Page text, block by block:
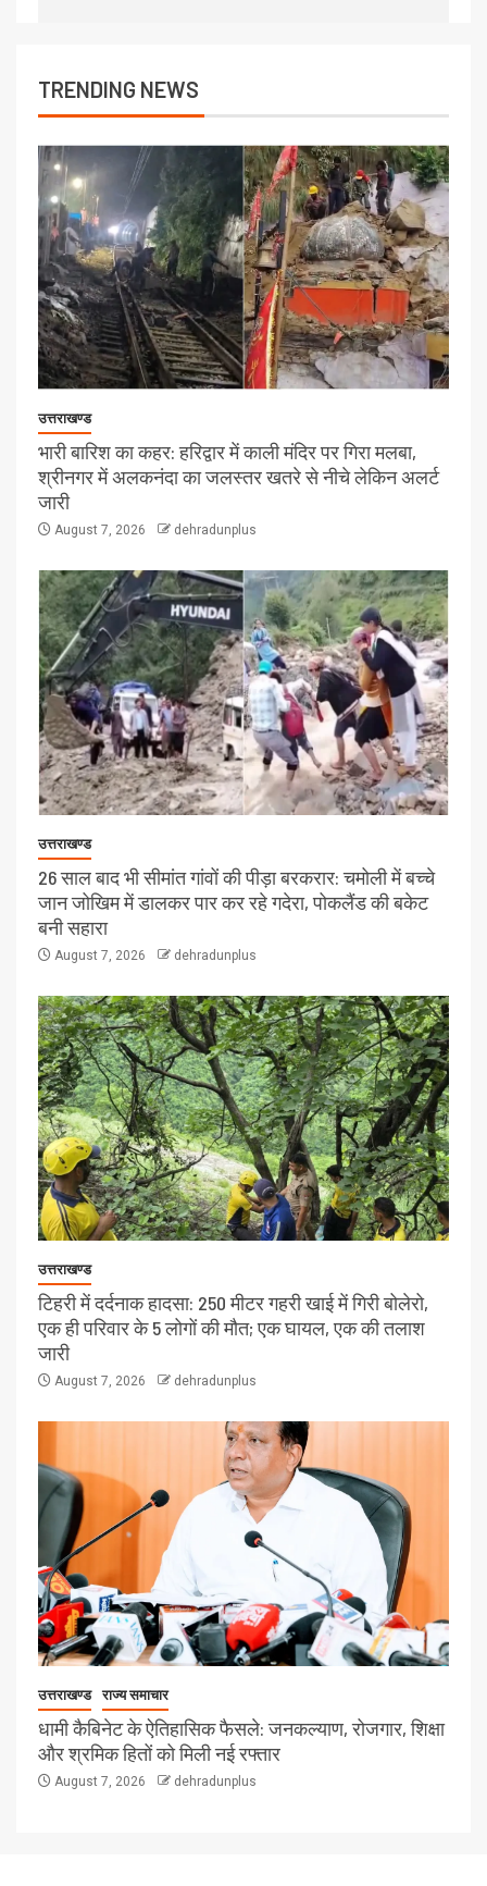
TRENDING NEWS
उत्तराखण्ड
भारी बारिश का कहर: हरिद्वार में काली मंदिर पर गिरा मलबा,
श्रीनगर में अलकनंदा का जलस्तर खतरे से नीचे लेकिन अलर्ट
जारी
August 7, 2026 dehradunplus
उत्तराखण्ड
26 साल बाद भी सीमांत गांवों की पीड़ा बरकरार: चमोली में बच्चे
जान जोखिम में डालकर पार कर रहे गदेरा, पोकलैंड की बकेट
बनी सहारा
August 7, 2026 dehradunplus
उत्तराखण्ड
टिहरी में दर्दनाक हादसा: 250 मीटर गहरी खाई में गिरी बोलेरो,
एक ही परिवार के 5 लोगों की मौत; एक घायल, एक की तलाश
जारी
August 7, 2026 dehradunplus
उत्तराखण्ड राज्य समाचार
धामी कैबिनेट के ऐतिहासिक फैसले: जनकल्याण, रोजगार, शिक्षा
और श्रमिक हितों को मिली नई रफ्तार
August 7, 2026 dehradunplus